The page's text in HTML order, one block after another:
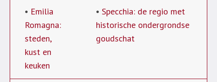
• Emilia
Romagna:
steden,
kust en
keuken
• Specchia: de regio met
historische ondergrondse
goudschat